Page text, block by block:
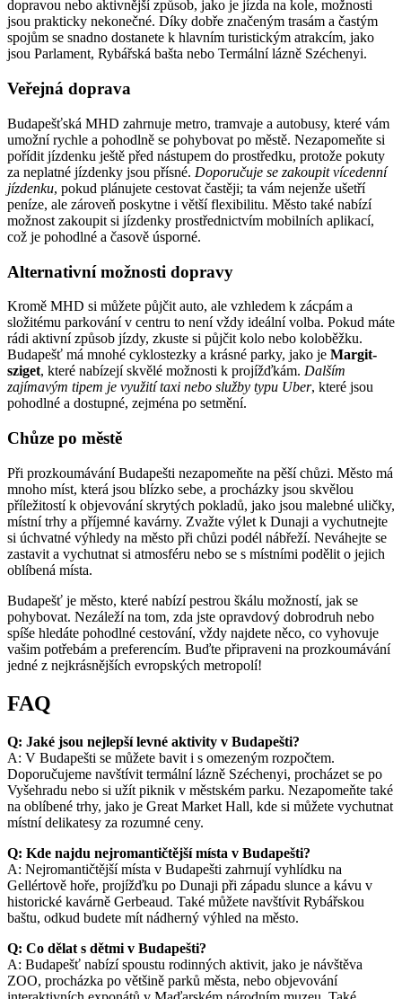
dopravou nebo aktivnější způsob, jako je jízda na kole, možnosti
jsou prakticky nekonečné. Díky dobře značeným trasám a častým
spojům se snadno dostanete k hlavním turistickým atrakcím, jako
jsou Parlament, Rybářská bašta nebo Termální lázně Széchenyi.
Veřejná doprava
Budapešťská MHD zahrnuje metro, tramvaje a autobusy, které vám
umožní rychle a pohodlně se pohybovat po městě. Nezapomeňte si
pořídit jízdenku ještě před nástupem do prostředku, protože pokuty
za neplatné jízdenky jsou přísné. Doporučuje se zakoupit vícedenní
jízdenku, pokud plánujete cestovat častěji; ta vám nejenže ušetří
peníze, ale zároveň poskytne i větší flexibilitu. Město také nabízí
možnost zakoupit si jízdenky prostřednictvím mobilních aplikací,
což je pohodlné a časově úsporné.
Alternativní možnosti dopravy
Kromě MHD si můžete půjčit auto, ale vzhledem k zácpám a
složitému parkování v centru to není vždy ideální volba. Pokud máte
rádi aktivní způsob jízdy, zkuste si půjčit kolo nebo koloběžku.
Budapešť má mnohé cyklostezky a krásné parky, jako je Margit-
sziget, které nabízejí skvělé možnosti k projížďkám. Dalším
zajímavým tipem je využití taxi nebo služby typu Uber, které jsou
pohodlné a dostupné, zejména po setmění.
Chůze po městě
Při prozkoumávání Budapešti nezapomeňte na pěší chůzi. Město má
mnoho míst, která jsou blízko sebe, a procházky jsou skvělou
příležitostí k objevování skrytých pokladů, jako jsou malebné uličky,
místní trhy a příjemné kavárny. Zvažte výlet k Dunaji a vychutnejte
si úchvatné výhledy na město při chůzi podél nábřeží. Neváhejte se
zastavit a vychutnat si atmosféru nebo se s místními podělit o jejich
oblíbená místa.
Budapešť je město, které nabízí pestrou škálu možností, jak se
pohybovat. Nezáleží na tom, zda jste opravdový dobrodruh nebo
spíše hledáte pohodlné cestování, vždy najdete něco, co vyhovuje
vašim potřebám a preferencím. Buďte připraveni na prozkoumávání
jedné z nejkrásnějších evropských metropolí!
FAQ
Q: Jaké jsou nejlepší levné aktivity v Budapešti?
A: V Budapešti se můžete bavit i s omezeným rozpočtem.
Doporučujeme navštívit termální lázně Széchenyi, procházet se po
Vyšehradu nebo si užít piknik v městském parku. Nezapomeňte také
na oblíbené trhy, jako je Great Market Hall, kde si můžete vychutnat
místní delikatesy za rozumné ceny.
Q: Kde najdu nejromantičtější místa v Budapešti?
A: Nejromantičtější místa v Budapešti zahrnují vyhlídku na
Gellértově hoře, projížďku po Dunaji při západu slunce a kávu v
historické kavárně Gerbeaud. Také můžete navštívit Rybářskou
baštu, odkud budete mít nádherný výhled na město.
Q: Co dělat s dětmi v Budapešti?
A: Budapešť nabízí spoustu rodinných aktivit, jako je návštěva
ZOO, procházka po většině parků města, nebo objevování